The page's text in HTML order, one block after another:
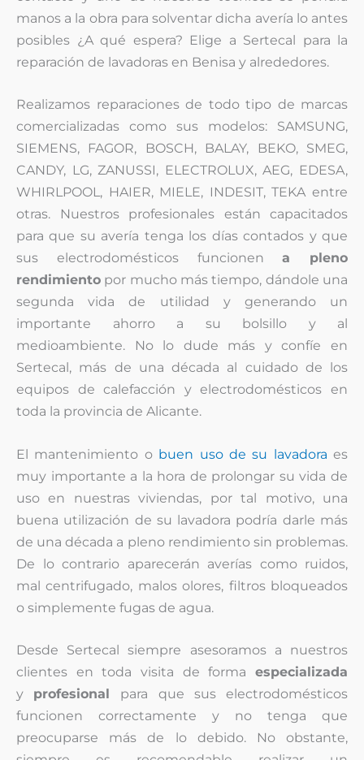
manos a la obra para solventar dicha avería lo antes
posibles ¿A qué espera? Elige a Sertecal para la
reparación de lavadoras en Benisa y alrededores.
Realizamos reparaciones de todo tipo de marcas
comercializadas como sus modelos: SAMSUNG,
SIEMENS, FAGOR, BOSCH, BALAY, BEKO, SMEG,
CANDY, LG, ZANUSSI, ELECTROLUX, AEG, EDESA,
WHIRLPOOL, HAIER, MIELE, INDESIT, TEKA entre
otras. Nuestros profesionales están capacitados
para que su avería tenga los días contados y que
sus electrodomésticos funcionena pleno
rendimiento por mucho más tiempo, dándole una
segunda vida de utilidad y generando un
importante ahorro a su bolsillo y al
medioambiente. No lo dude más y confíe en
Sertecal, más de una década al cuidado de los
equipos de calefacción y electrodomésticos en
toda la provincia de Alicante.
El mantenimiento o buen uso de su lavadora es
muy importante a la hora de prolongar su vida de
uso en nuestras viviendas, por tal motivo, una
buena utilización de su lavadora podría darle más
de una década a pleno rendimiento sin problemas.
De lo contrario aparecerán averías como ruidos,
mal centrifugado, malos olores, filtros bloqueados
o simplemente fugas de agua.
Desde Sertecal siempre asesoramos a nuestros
clientes en toda visita de forma especializada
y profesional para que sus electrodomésticos
funcionen correctamente y no tenga que
preocuparse más de lo debido. No obstante,